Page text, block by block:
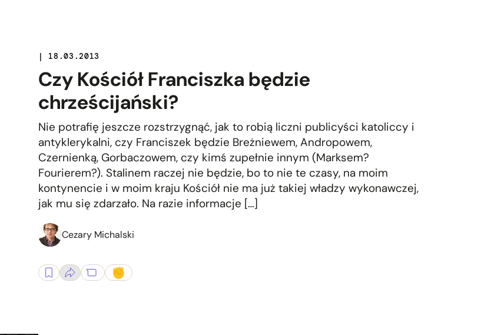
| 18.03.2013
Czy Kościół Franciszka będzie
chrześcijański?
Nie potrafię jeszcze rozstrzygnąć, jak to robią liczni publicyści katoliccy i
antyklerykalni, czy Franciszek będzie Breżniewem, Andropowem,
Czernienką, Gorbaczowem, czy kimś zupełnie innym (Marksem?
Fourierem?). Stalinem raczej nie będzie, bo to nie te czasy, na moim
kontynencie i w moim kraju Kościół nie ma już takiej władzy wykonawczej,
jak mu się zdarzało. Na razie informacje […]
Cezary Michalski